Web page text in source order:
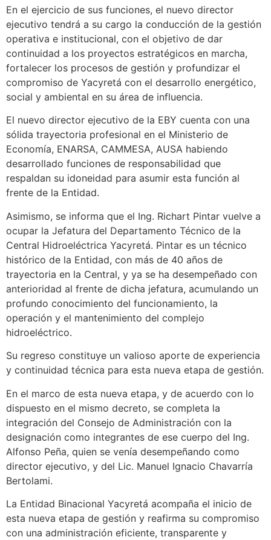
En el ejercicio de sus funciones, el nuevo director
ejecutivo tendrá a su cargo la conducción de la gestión
operativa e institucional, con el objetivo de dar
continuidad a los proyectos estratégicos en marcha,
fortalecer los procesos de gestión y profundizar el
compromiso de Yacyretá con el desarrollo energético,
social y ambiental en su área de influencia.
El nuevo director ejecutivo de la EBY cuenta con una
sólida trayectoria profesional en el Ministerio de
Economía, ENARSA, CAMMESA, AUSA habiendo
desarrollado funciones de responsabilidad que
respaldan su idoneidad para asumir esta función al
frente de la Entidad.
Asimismo, se informa que el Ing. Richart Pintar vuelve a
ocupar la Jefatura del Departamento Técnico de la
Central Hidroeléctrica Yacyretá. Pintar es un técnico
histórico de la Entidad, con más de 40 años de
trayectoria en la Central, y ya se ha desempeñado con
anterioridad al frente de dicha jefatura, acumulando un
profundo conocimiento del funcionamiento, la
operación y el mantenimiento del complejo
hidroeléctrico.
Su regreso constituye un valioso aporte de experiencia
y continuidad técnica para esta nueva etapa de gestión.
En el marco de esta nueva etapa, y de acuerdo con lo
dispuesto en el mismo decreto, se completa la
integración del Consejo de Administración con la
designación como integrantes de ese cuerpo del Ing.
Alfonso Peña, quien se venía desempeñando como
director ejecutivo, y del Lic. Manuel Ignacio Chavarría
Bertolami.
La Entidad Binacional Yacyretá acompaña el inicio de
esta nueva etapa de gestión y reafirma su compromiso
con una administración eficiente, transparente y